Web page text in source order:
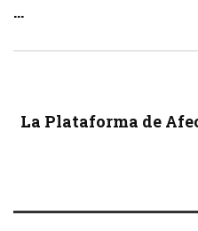
...
La Plataforma de